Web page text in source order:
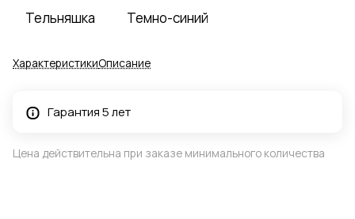
Тельняшка Темно-синий
ХарактеристикиОписание
Гарантия 5 лет
Цена действительна при заказе минимального количества